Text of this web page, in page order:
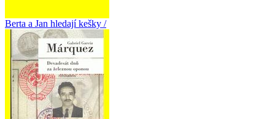
Berta a Jan hledají kešky /